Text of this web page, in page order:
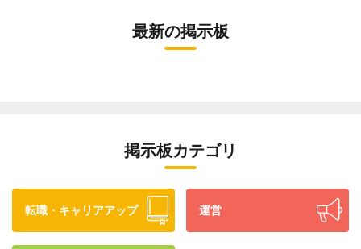
最新の掲示板
掲示板カテゴリ
転職・キャリアアップ 運営